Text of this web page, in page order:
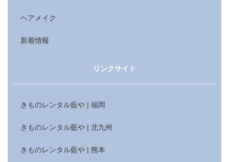
ヘアメイク
新着情報
リンクサイト
きものレンタル藍や | 福岡
きものレンタル藍や | 北九州
きものレンタル藍や | 熊本